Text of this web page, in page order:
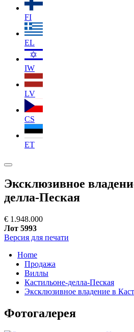
FI
EL
IW
LV
CS
ET
Эксклюзивное
делла-Пеская
€ 1.948.000
Лот 5993
Версия для печати
Home
Продажа
Виллы
Кастильоне-делла-Пеская
Эксклюзивное владение в
Фотогалерея